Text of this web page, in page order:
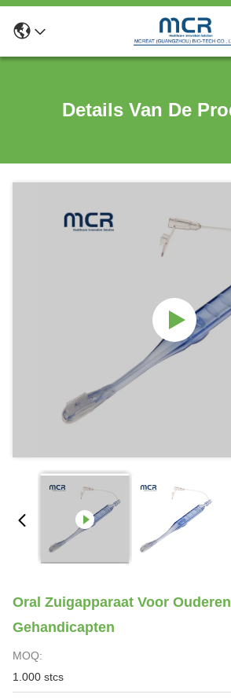
Details Van De
Oral Zuigapparaat Voor
Gehandicapten
MOQ:
1.000 stcs